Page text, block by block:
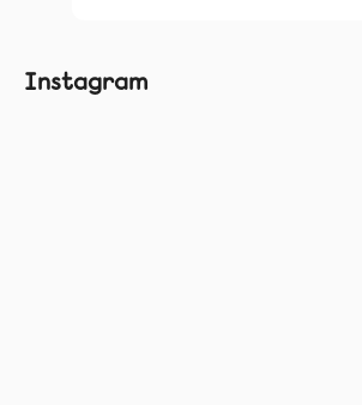
Instagram